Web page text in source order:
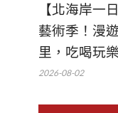
【北海岸一
藝術季！漫
里，吃喝玩
2026-08-02